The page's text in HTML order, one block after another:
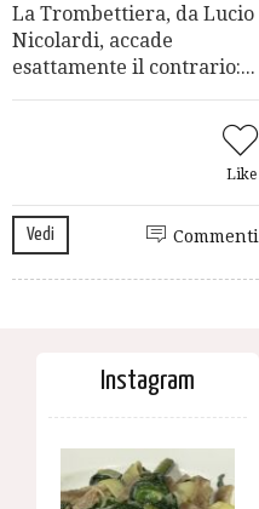
La Trombettiera, da Lucio
Nicolardi, accade
esattamente il contrario:...
Like
Vedi Commenti
Instagram